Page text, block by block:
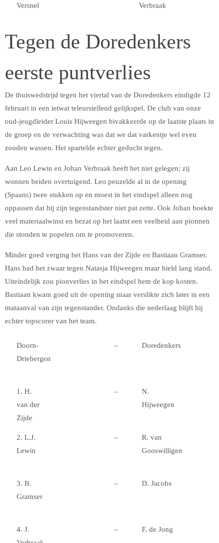
Versnel
Verbraak
Tegen de Doredenkers
eerste puntverlies
De thuiswedstrijd tegen het viertal van de Doredenkers eindigde 12
februari in een ietwat teleurstellend gelijkspel. De club van onze
oud-jeugdleider Louis Hijweegen bivakkeerde op de laatste plaats in
de groep en de verwachting was dat we dat varkentje wel even
zouden wassen. Het spartelde echter geducht tegen.
Aan Leo Lewin en Johan Verbraak heeft het niet gelegen; zij
wonnen beiden overtuigend. Leo peuzelde al in de opening
(Spaans) twee stukken op en moest in het eindspel alleen nog
oppassen dat hij zijn tegenstandster niet pat zette. Ook Johan boekte
veel materiaalwinst en bezat op het laatst een veelheid aan pionnen
die stonden te popelen om te promoveren.
Minder goed verging het Hans van der Zijde en Bastiaan Gramser.
Hans had het zwaar tegen Natasja Hijweegen maar hield lang stand.
Uiteindelijk zou pionverlies in het eindspel hem de kop kosten.
Bastiaan kwam goed uit de opening maar verslikte zich later in een
mataanval van zijn tegenstander. Ondanks die nederlaag blijft hij
echter topscorer van het team.
Doorn-
Driebergen
– Doredenkers
1. H.
van der
Zijde
–
N.
Hijweegen
2. L.J.
Lewin
–
R. van
Gooswilligen
3. B.
Gramser
– D. Jacobs
4. J.
– F. de Jong